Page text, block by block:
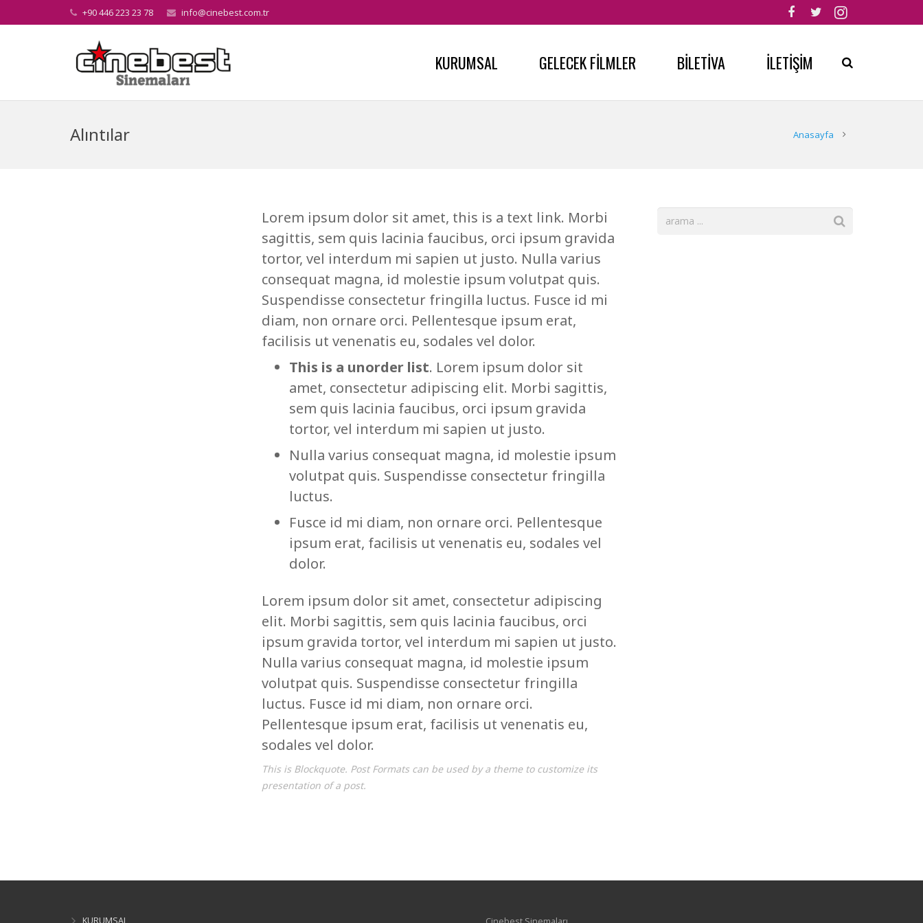
+90 446 223 23 78 info@cinebest.com.tr
KURUMSAL GELECEK FİLMLER BİLETİVA İLETİŞİM
Alıntılar Anasayfa
Lorem ipsum dolor sit amet, this is a text link. Morbi
sagittis, sem quis lacinia faucibus, orci ipsum gravida
tortor, vel interdum mi sapien ut justo. Nulla varius
consequat magna, id molestie ipsum volutpat quis.
Suspendisse consectetur fringilla luctus. Fusce id mi
diam, non ornare orci. Pellentesque ipsum erat,
facilisis ut venenatis eu, sodales vel dolor.
This is a unorder list. Lorem ipsum dolor sit
amet, consectetur adipiscing elit. Morbi sagittis,
sem quis lacinia faucibus, orci ipsum gravida
tortor, vel interdum mi sapien ut justo.
Nulla varius consequat magna, id molestie ipsum
volutpat quis. Suspendisse consectetur fringilla
luctus.
Fusce id mi diam, non ornare orci. Pellentesque
ipsum erat, facilisis ut venenatis eu, sodales vel
dolor.
Lorem ipsum dolor sit amet, consectetur adipiscing
elit. Morbi sagittis, sem quis lacinia faucibus, orci
ipsum gravida tortor, vel interdum mi sapien ut justo.
Nulla varius consequat magna, id molestie ipsum
volutpat quis. Suspendisse consectetur fringilla
luctus. Fusce id mi diam, non ornare orci.
Pellentesque ipsum erat, facilisis ut venenatis eu,
sodales vel dolor.
This is Blockquote. Post Formats can be used by a theme to customize its
presentation of a post.
KURUMSAL